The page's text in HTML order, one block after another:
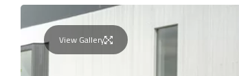
View Gallery